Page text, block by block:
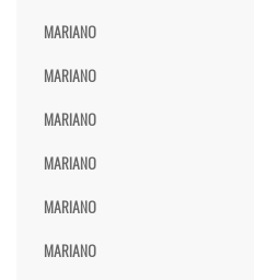
MARIANO
MARIANO
MARIANO
MARIANO
MARIANO
MARIANO